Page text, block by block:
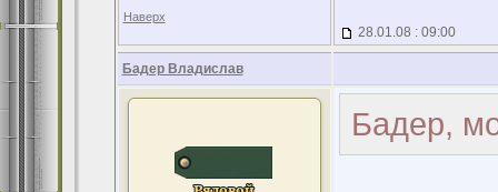
Наверх
28.01.08 : 09:00
Бадер Владислав
Бадер,